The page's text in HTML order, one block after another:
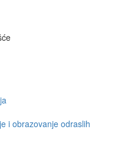
i obrazovanje odraslih